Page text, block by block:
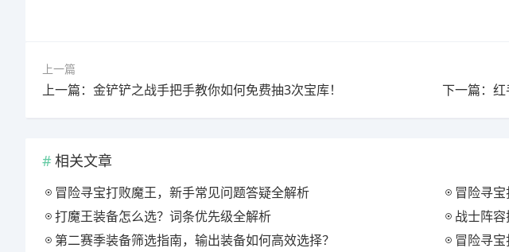
上一篇
上一篇：金铲铲之战手把手教你如何免费抽3次宝库！
相关文章
冒险寻宝打败魔王，新手常见问题答疑全解析
冒险寻
打魔王装备怎么选？词条优先级全解析
战士阵
第二赛季装备筛选指南，输出装备如何高效选择？
冒险寻